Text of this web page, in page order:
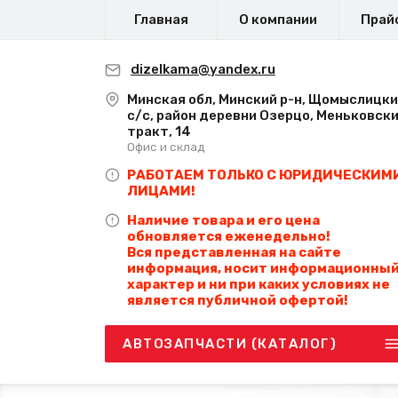
Главная О компании
dizelkama@yandex.ru
Минская обл, Минский р-н,
с/с, район деревни Озерцо,
тракт, 14
Офис и склад
РАБОТАЕМ ТОЛЬКО С
ЛИЦАМИ!
Наличие товара и его цена
обновляется еженедельно!
Вся представленная на сайте
информация, носит информационный
характер и ни при каких условиях не
является публичной офертой!
АВТОЗАПЧАСТИ (КАТАЛОГ)